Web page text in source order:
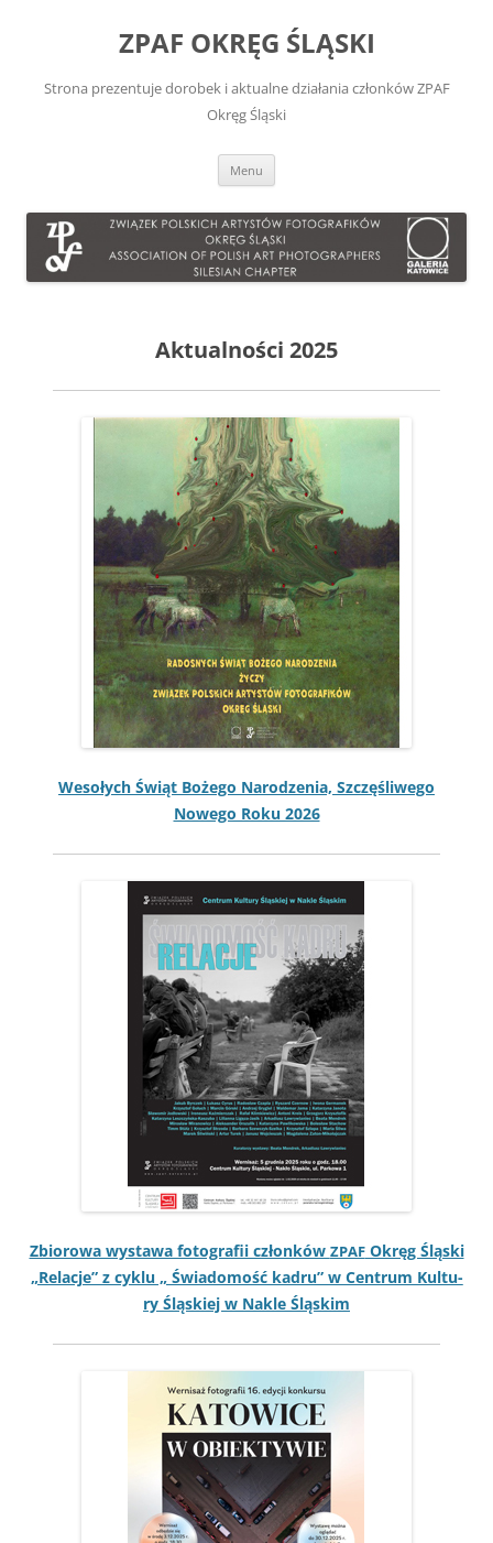
ZPAF OKRĘG ŚLĄSKI
Strona prezentuje dorobek i aktualne działania członków ZPAF
Okręg Śląski
Menu
Aktualności 2025
Wesołych Świąt Bożego Nar­o­dzenia, Szczęśli­wego
Nowego Roku 2026
Zbiorowa wys­tawa fotografii członków ZPAFOkręg Śląs­ki
„Relac­je” z cyk­lu „ Świado­mość kadru” w Cen­trum Kul­tu­
ry Śląskiej w Nakle Śląskim